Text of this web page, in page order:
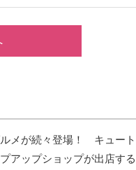
メが続々登場！ キュート
アップショップが出店する